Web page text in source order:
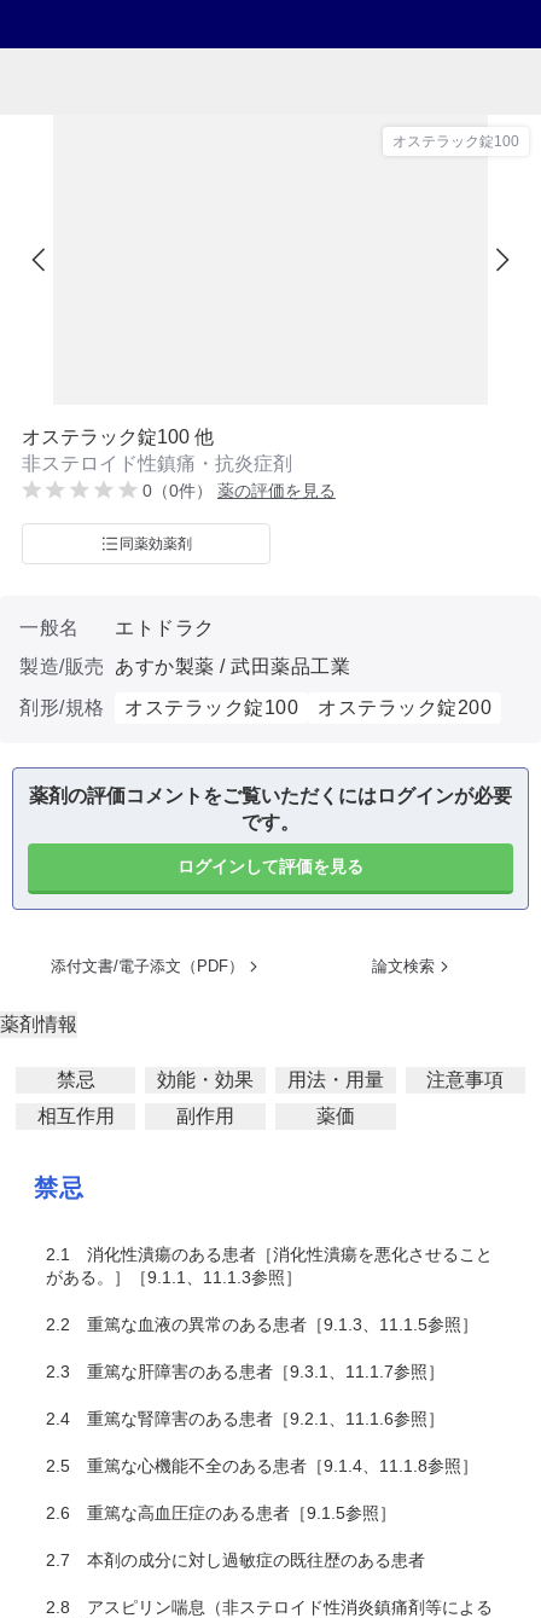
オステラック錠100
オステラック錠100 他
非ステロイド性鎮痛・抗炎症剤
0（0件） 薬の評価を見る
同薬効薬剤
一般名
エトドラク
製造/販売
あすか製薬 / 武田薬品工業
剤形/規格
オステラック錠100 オステラック錠200
薬剤の評価コメントをご覧いただくにはログインが必要
です。
ログインして評価を見る
添付文書/電子添文（PDF） 論文検索
薬剤情報
禁忌 効能・効果 用法・用量
注意事項
相互作用
副作用 薬価
禁忌
2.1
消化性潰瘍のある患者［消化性潰瘍を悪化させること
がある。］［9.1.1、11.1.3参照］
2.2 重篤な血液の異常のある患者［9.1.3、11.1.5参照］
2.3 重篤な肝障害のある患者［9.3.1、11.1.7参照］
2.4 重篤な腎障害のある患者［9.2.1、11.1.6参照］
2.5 重篤な心機能不全のある患者［9.1.4、11.1.8参照］
2.6 重篤な高血圧症のある患者［9.1.5参照］
2.7 本剤の成分に対し過敏症の既往歴のある患者
2.8 アスピリン喘息（非ステロイド性消炎鎮痛剤等による